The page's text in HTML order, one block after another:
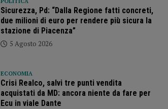
Sicurezza, Pd: “Dalla Regione fatti concreti,
due milioni di euro per rendere più sicura la
stazione di Piacenza”
5 Agosto 2026
ECONOMIA
Crisi Realco, salvi tre punti vendita
acquistati da MD: ancora niente da fare per
Ecu in viale Dante